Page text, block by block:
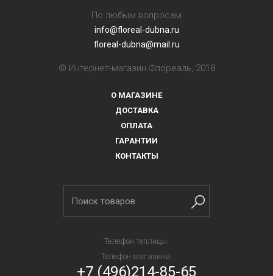
По любым вопросам
info@floreal-dubna.ru
floreal-dubna@mail.ru
© Интернет-магазин Флореаль, 2018
О МАГАЗИНЕ
ДОСТАВКА
ОПЛАТА
ГАРАНТИИ
КОНТАКТЫ
Телефон теплицы:
Телефон магазина:
+7 (496)214-85-65